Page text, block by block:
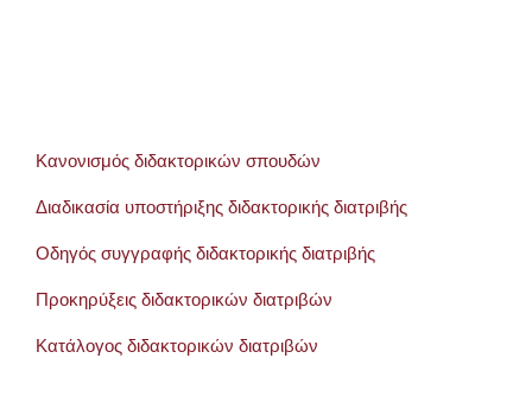
Κανονισμός διδακτορικών σπουδών
Διαδικασία υποστήριξης διδακτορικής διατριβής
Οδηγός συγγραφής διδακτορικής διατριβής
Προκηρύξεις διδακτορικών διατριβών
Κατάλογος διδακτορικών διατριβών